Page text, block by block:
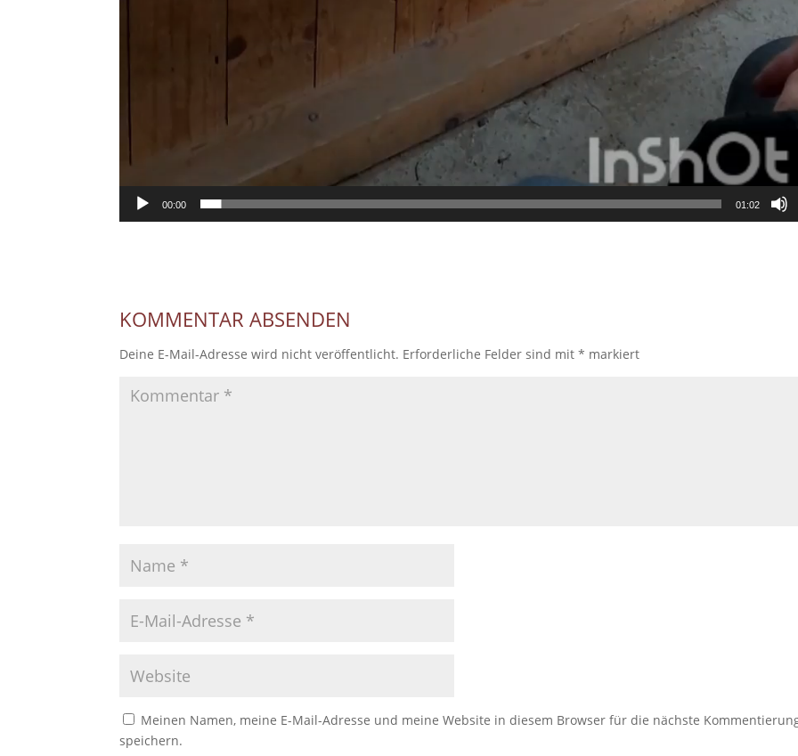
00:00 01:02
KOMMENTAR ABSENDEN
Deine E-Mail-Adresse wird nicht veröffentlicht. Erforderliche Felder sind mit* markiert
Meinen Namen, meine E-Mail-Adresse und meine Website in diesem Browser für die nächste
speichern.